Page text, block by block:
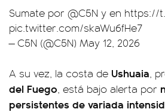
Sumate por @C5N y en https://
pic.twitter.com/skaWu6fHe7
— C5N (@C5N) May 12, 2026
A su vez, la costa de Ushuaia,
del Fuego, está bajo alerta por
persistentes de variada